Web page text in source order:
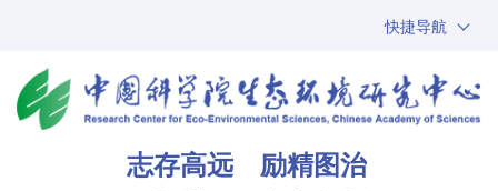
快捷导航
ARP
邮箱
志存高远 励精图治